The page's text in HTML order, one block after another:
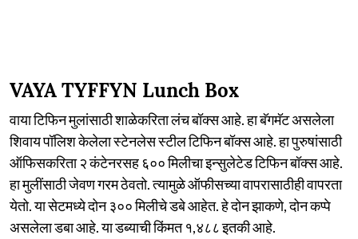
VAYA TYFFYN Lunch Box
वाया टिफिन मुलांसाठी शाळेकरिता लंच बॉक्स आहे. हा बॅगमॅट असलेला
शिवाय पॉलिश केलेला स्टेनलेस स्टील टिफिन बॉक्स आहे. हा पुरुषांसाठी
ऑफिसकरिता २ कंटेनरसह ६०० मिलीचा इन्सुलेटेड टिफिन बॉक्स आहे.
हा मुलींसाठी जेवण गरम ठेवतो. त्यामुळे ऑफीसच्या वापरासाठीही वापरता
येतो. या सेटमध्ये दोन ३०० मिलीचे डबे आहेत. हे दोन झाकणे, दोन कप्पे
असलेला डबा आहे. या डब्याची किंमत १,४८८ इतकी आहे.